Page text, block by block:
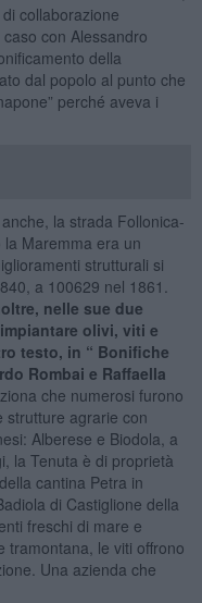
collaborazione
con Alessandro
della
dal popolo al punto che
perché aveva i
la strada Follonica-
Maremma era un
strutturali si
a 100629 nel 1861.
nelle sue due
olivi, viti e
testo, in “ Bonifiche
Rombai e Raffaella
che numerosi furono
strutture agrarie con
Alberese e Biodola, a
la Tenuta è di proprietà
cantina Petra in
di Castiglione della
freschi di mare e
tramontana, le viti offrono
Una azienda che